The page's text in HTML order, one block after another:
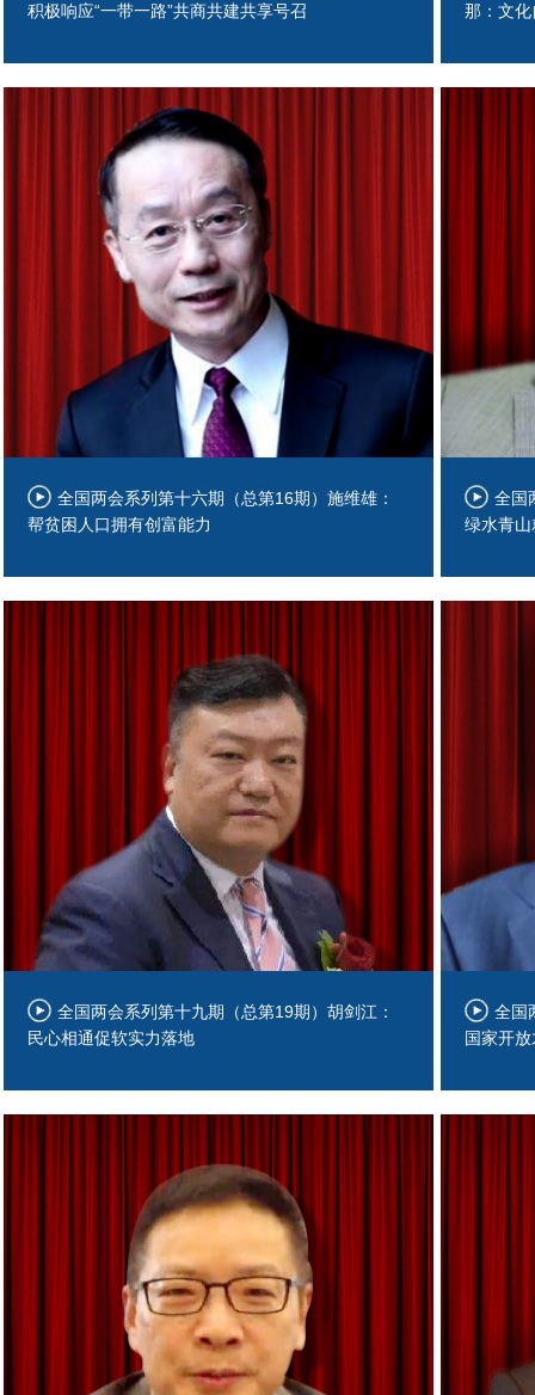
积极响应“一带一路”共商共建共享号召
那：文
全国两会系列第十六期（总第16期）施维雄：
帮贫困人口拥有创富能力
全国
绿水青
全国两会系列第十九期（总第19期）胡剑江：
民心相通促软实力落地
全国
国家开